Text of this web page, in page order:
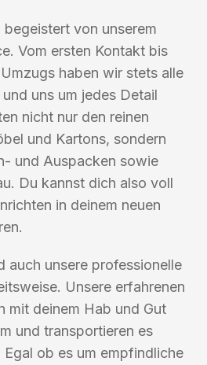
begeistert von unserem
Vom ersten Kontakt bis
haben wir stets alle
uns um jedes Detail
nicht nur den reinen
und Kartons, sondern
und Auspacken sowie
Du kannst dich also voll
in deinem neuen
auch unsere professionelle
Unsere erfahrenen
mit deinem Hab und Gut
und transportieren es
Egal ob es um empfindliche